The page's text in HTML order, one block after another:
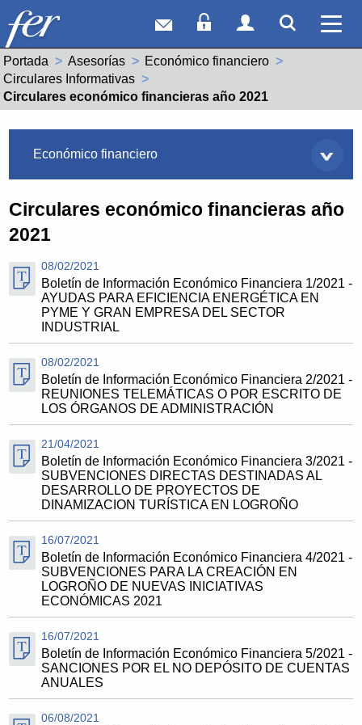
Correo webAcceso Socios
Acceso
Portada Asesorías
Económico financiero
Circulares Informativas
Actual:
Circulares económico financieras año 2021
Económico financiero
Circulares económico financieras año
2021
08/02/2021
Boletín de Información Económico Financiera 1/2021 -
AYUDAS PARA EFICIENCIA ENERGÉTICA EN
PYME Y GRAN EMPRESA DEL SECTOR
INDUSTRIAL
08/02/2021
Boletín de Información Económico Financiera 2/2021 -
REUNIONES TELEMÁTICAS O POR ESCRITO DE
LOS ÓRGANOS DE ADMINISTRACIÓN
21/04/2021
Boletín de Información Económico Financiera 3/2021 -
SUBVENCIONES DIRECTAS DESTINADAS AL
DESARROLLO DE PROYECTOS DE
DINAMIZACION TURÍSTICA EN LOGROÑO
16/07/2021
Boletín de Información Económico Financiera 4/2021 -
SUBVENCIONES PARA LA CREACIÓN EN
LOGROÑO DE NUEVAS INICIATIVAS
ECONÓMICAS 2021
16/07/2021
Boletín de Información Económico Financiera 5/2021 -
SANCIONES POR EL NO DEPÓSITO DE CUENTAS
ANUALES
06/08/2021